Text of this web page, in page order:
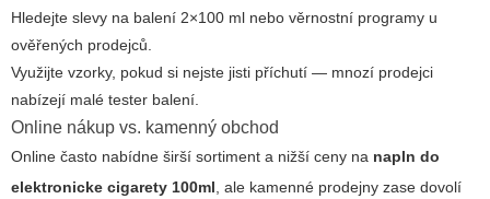
Hledejte slevy na balení 2×100 ml nebo věrnostní programy u
ověřených prodejců.
Využijte vzorky, pokud si nejste jisti příchutí — mnozí prodejci
nabízejí malé tester balení.
Online nákup vs. kamenný obchod
Online často nabídne širší sortiment a nižší ceny na napln do
elektronicke cigarety 100ml , ale kamenné prodejny zase dovolí